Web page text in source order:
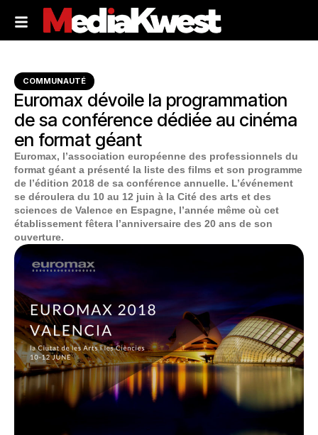
COMMUNAUTÉ
Euromax dévoile la programmation
de sa conférence dédiée au cinéma
en format géant
Euromax, l’association européenne des professionnels du
format géant a présenté la liste des films et son programme
de l’édition 2018 de sa conférence annuelle. L’événement
se déroulera du 10 au 12 juin à la Cité des arts et des
sciences de Valence en Espagne, l’année même où cet
établissement fêtera l’anniversaire des 20 ans de son
ouverture.